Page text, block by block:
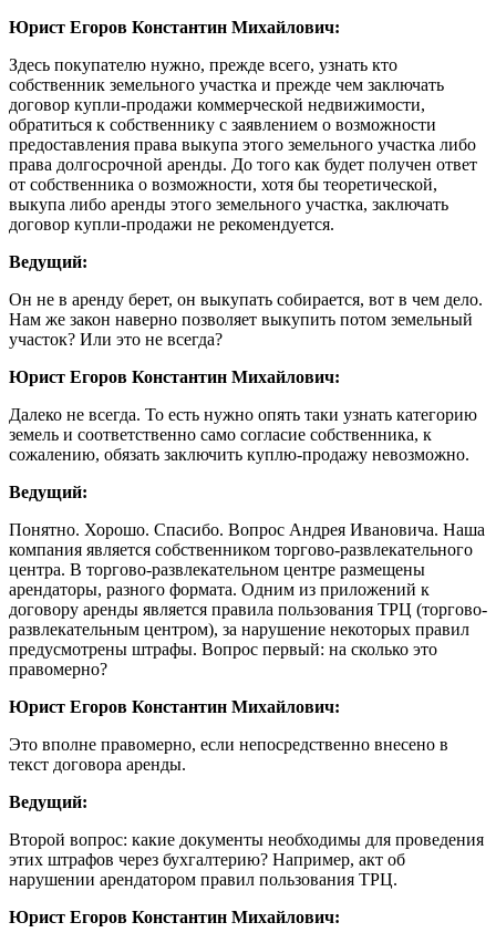
Юрист Егоров Константин Михайлович:
Здесь покупателю нужно, прежде всего, узнать кто
собственник земельного участка и прежде чем заключать
договор купли-продажи коммерческой недвижимости,
обратиться к собственнику с заявлением о возможности
предоставления права выкупа этого земельного участка либо
права долгосрочной аренды. До того как будет получен ответ
от собственника о возможности, хотя бы теоретической,
выкупа либо аренды этого земельного участка, заключать
договор купли-продажи не рекомендуется.
Ведущий:
Он не в аренду берет, он выкупать собирается, вот в чем дело.
Нам же закон наверно позволяет выкупить потом земельный
участок? Или это не всегда?
Юрист Егоров Константин Михайлович:
Далеко не всегда. То есть нужно опять таки узнать категорию
земель и соответственно само согласие собственника, к
сожалению, обязать заключить куплю-продажу невозможно.
Ведущий:
Понятно. Хорошо. Спасибо. Вопрос Андрея Ивановича. Наша
компания является собственником торгово-развлекательного
центра. В торгово-развлекательном центре размещены
арендаторы, разного формата. Одним из приложений к
договору аренды является правила пользования ТРЦ (торгово-
развлекательным центром), за нарушение некоторых правил
предусмотрены штрафы. Вопрос первый: на сколько это
правомерно?
Юрист Егоров Константин Михайлович:
Это вполне правомерно, если непосредственно внесено в
текст договора аренды.
Ведущий:
Второй вопрос: какие документы необходимы для проведения
этих штрафов через бухгалтерию? Например, акт об
нарушении арендатором правил пользования ТРЦ.
Юрист Егоров Константин Михайлович: